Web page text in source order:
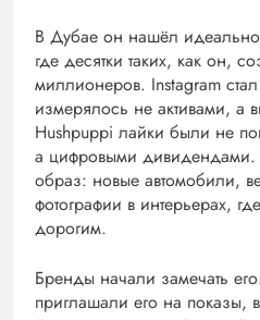
В Дубае он нашёл
где десятки таких, как он,
миллионеров. Instagram стал
измерялось не активами, а
Hushpuppi лайки были не
а цифровыми дивидендами.
образ: новые автомобили,
фотографии в интерьерах,
дорогим.
Бренды начали замечать
приглашали его на показы,